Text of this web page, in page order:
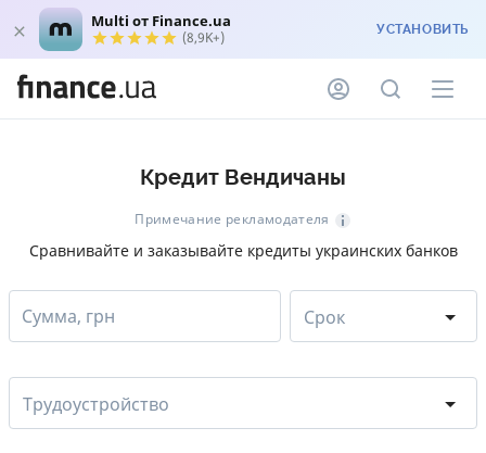
Multi от Finance.ua
(8,9K+) УСТАНОВИТЬ
Кредит Вендичаны
Примечание рекламодателя
Сравнивайте и заказывайте кредиты украинских банков
Сумма, грн Срок
Трудоустройство